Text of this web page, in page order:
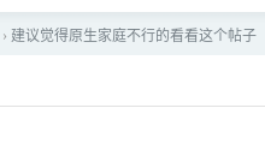
› 建议觉得原生家庭不行的看看这个帖子